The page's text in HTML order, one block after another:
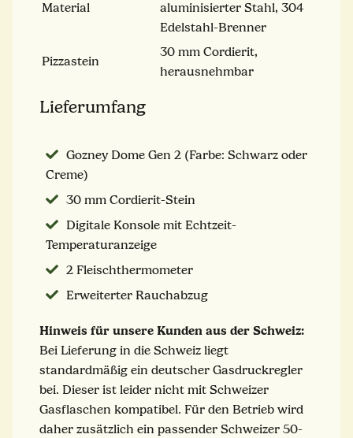
Material
aluminisierter Stahl, 304
Edelstahl-Brenner
Pizzastein
30 mm Cordierit,
herausnehmbar
Lieferumfang
Gozney Dome Gen 2 (Farbe: Schwarz oder
Creme)
30 mm Cordierit-Stein
Digitale Konsole mit Echtzeit-
Temperaturanzeige
2 Fleischthermometer
Erweiterter Rauchabzug
Hinweis für unsere Kunden aus der Schweiz:
Bei Lieferung in die Schweiz liegt
standardmäßig ein deutscher Gasdruckregler
bei. Dieser ist leider nicht mit Schweizer
Gasflaschen kompatibel. Für den Betrieb wird
daher zusätzlich ein passender Schweizer 50-